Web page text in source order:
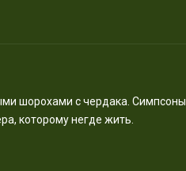
шорохами с чердака. Симпсоны
которому негде жить.